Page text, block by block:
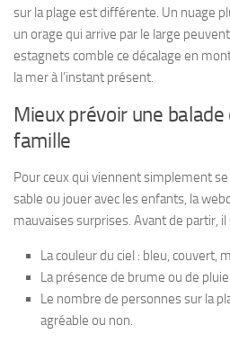
sur la plage est différente. Un nuage
un orage qui arrive par le large
estagnets comble ce décalage en
la mer à l’instant présent.
Mieux prévoir une
famille
Pour ceux qui viennent simplement
sable ou jouer avec les enfants, la
mauvaises surprises. Avant de partir,
La couleur du ciel : bleu, couvert,
La présence de brume ou de
Le nombre de personnes sur la
agréable ou non.